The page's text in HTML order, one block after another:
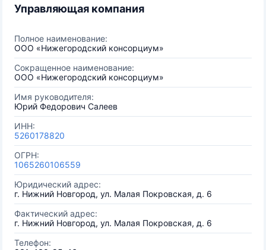
Управляющая компания
Полное наименование:
ООО «Нижегородский консорциум»
Сокращенное наименование:
ООО «Нижегородский консорциум»
Имя руководителя:
Юрий Федорович Салеев
ИНН:
5260178820
ОГРН:
1065260106559
Юридический адрес:
г. Нижний Новгород, ул. Малая Покровская, д. 6
Фактический адрес:
г. Нижний Новгород, ул. Малая Покровская, д. 6
Телефон: